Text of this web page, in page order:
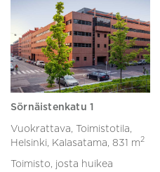
Sörnäistenkatu 1
Vuokrattava, Toimistotila,
Helsinki, Kalasatama, 831 m2
Toimisto, josta huikea